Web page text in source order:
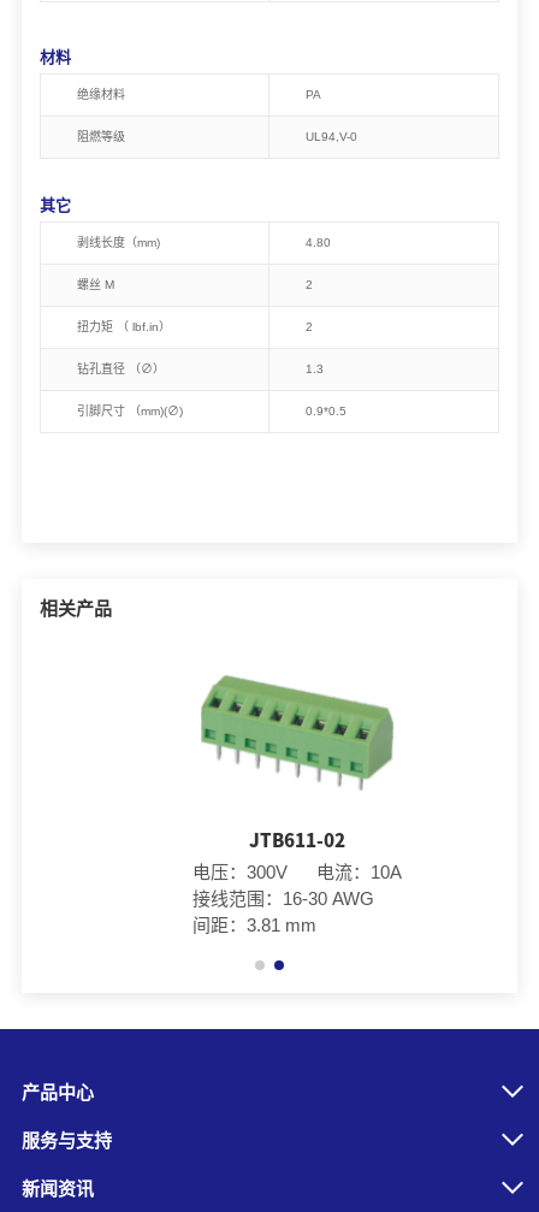
相关产品
JTB611-02
电压：300V 电流：10A
接线范围：16-30 AWG
间距：3.81 mm
材料
绝缘材料 PA
阻燃等级 UL94,V-0
其它
剥线长度（mm) 4.80
螺丝 M 2
扭力矩 （ lbf.in） 2
钻孔直径 （∅） 1.3
引脚尺寸 （mm)(∅) 0.9*0.5
产品中心
服务与支持
新闻资讯